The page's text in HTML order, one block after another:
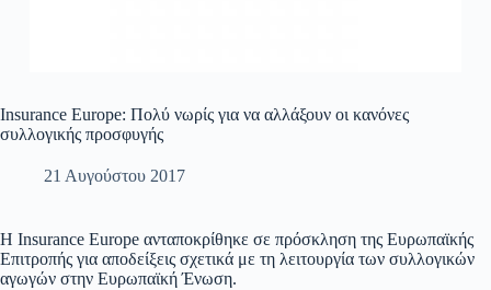
Insurance Europe: Πολύ νωρίς για να αλλάξουν οι κανόνες
συλλογικής προσφυγής
21 Αυγούστου 2017
H Insurance Europe ανταποκρίθηκε σε πρόσκληση της Ευρωπαϊκής
Επιτροπής για αποδείξεις σχετικά με τη λειτουργία των συλλογικών
αγωγών στην Ευρωπαϊκή Ένωση.